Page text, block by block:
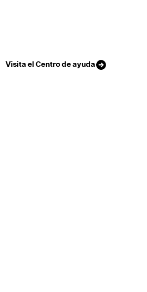
Visita el Centro de ayuda